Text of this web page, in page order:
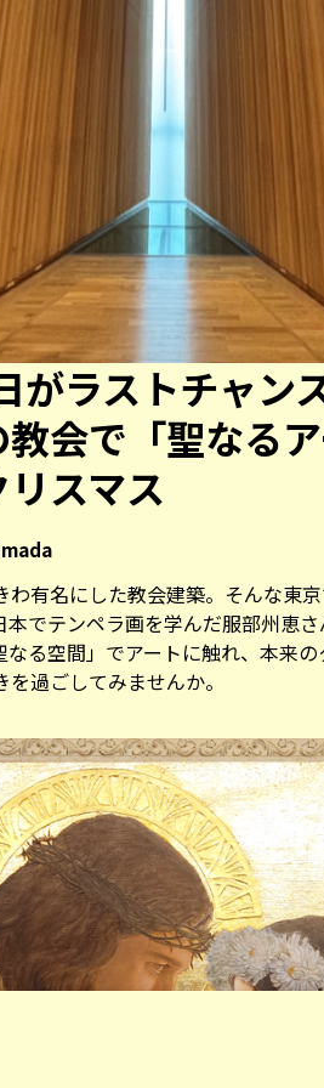
がラストチャン
会で「聖なる
スマス
わ有名にした教会建築。そんな東
本でテンペラ画を学んだ服部州恵
なる空間」でアートに触れ、本来
過ごしてみませんか。